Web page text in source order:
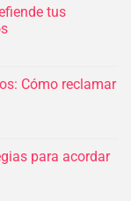
tus
Cómo reclamar
para acordar